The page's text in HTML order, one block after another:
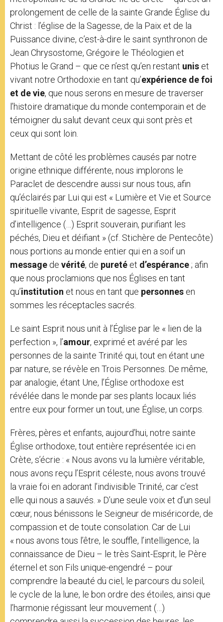
prolongement de celle de la sainte Grande Église du
Christ : l’église de la Sagesse, de la Paix et de la
Puissance divine, c’est-à-dire le saint synthronon de
Jean Chrysostome, Grégoire le Théologien et
Photius le Grand – que ce n’est qu’en restant unis et
vivant notre Orthodoxie en tant qu’expérience de foi
et de vie, que nous serons en mesure de traverser
l’histoire dramatique du monde contemporain et de
témoigner du salut devant ceux qui sont près et
ceux qui sont loin.
Mettant de côté les problèmes causés par notre
origine ethnique différente, nous implorons le
Paraclet de descendre aussi sur nous tous, afin
qu’éclairés par Lui qui est « Lumière et Vie et Source
spirituelle vivante, Esprit de sagesse, Esprit
d’intelligence (…) Esprit souverain, purifiant les
péchés, Dieu et déifiant » (cf. Stichère de Pentecôte)
nous portions au monde entier qui en a soif un
message de vérité, de pureté et d’espérance; afin
que nous proclamions que nos Églises en tant
qu’institution et nous en tant que personnes en
sommes les réceptacles sacrés.
Le saint Esprit nous unit à l’Église par le « lien de la
perfection », l’amour, exprimé et avéré par les
personnes de la sainte Trinité qui, tout en étant une
par nature, se révèle en Trois Personnes. De même,
par analogie, étant Une, l’Église orthodoxe est
révélée dans le monde par ses plants locaux liés
entre eux pour former un tout, une Église, un corps.
Frères, pères et enfants, aujourd’hui, notre sainte
Église orthodoxe, tout entière représentée ici en
Crète, s’écrie : « Nous avons vu la lumière véritable,
nous avons reçu l’Esprit céleste, nous avons trouvé
la vraie foi en adorant l’indivisible Trinité, car c’est
elle qui nous a sauvés. » D’une seule voix et d’un seul
cœur, nous bénissons le Seigneur de miséricorde, de
compassion et de toute consolation. Car de Lui
« nous avons tous l’être, le souffle, l’intelligence, la
connaissance de Dieu – le très Saint-Esprit, le Père
éternel et son Fils unique-engendré – pour
comprendre la beauté du ciel, le parcours du soleil,
le cycle de la lune, le bon ordre des étoiles, ainsi que
l’harmonie régissant leur mouvement (…)